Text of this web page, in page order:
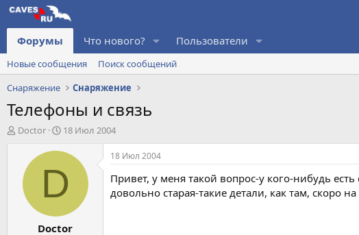
Форумы Что нового? Пользователи
Новые сообщения
Поиск сообщений
Снаряжение
Снаряжение
Телефоны и связь
А
Doctor
Д
т
н
а
а
л
18 Июл 2004
D
Doctor
18 Июл 2004
Привет, у меня такой вопрос-у кого-нибудь
довольно старая-такие детали, как там, скоро